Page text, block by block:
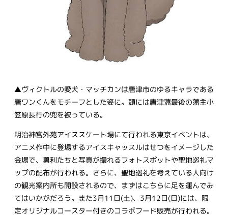
▲ヴィクトルの愛犬・マッチカンは唐津市のゆるキャラである
唐ワンくんをモチーフとした姿に。頭には唐津藩最後の藩主小
笠原長行の兜を被っている。
明治神宮外苑アイススケート場にて行われる東京イベントは、
アニメ作中に登場するアイスキャッスルはせつをイメージした
会場で、勇利たちと写真が撮れるフォトスポットや聖地巡礼マ
ップの配布が行われる。さらに、聖地巡礼を考えている人向け
の観光案内所も開設されるので、まずはこちらに足を運んでみ
てはいかがだろう。また3月11日(土)、3月12日(日)には、限
定オリジナルコースター付きのコラボフード販売が行われる。